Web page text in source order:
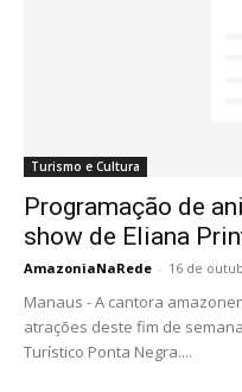
Turismo e Cultura
Programação de
show de Eliana
AmazoniaNaRede - 16 de
Manaus - A cantora
atrações deste fim de
Turístico Ponta Negra....